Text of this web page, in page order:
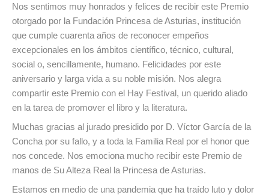
Nos sentimos muy honrados y felices de recibir este Premio
otorgado por la Fundación Princesa de Asturias, institución
que cumple cuarenta años de reconocer empeños
excepcionales en los ámbitos científico, técnico, cultural,
social o, sencillamente, humano. Felicidades por este
aniversario y larga vida a su noble misión. Nos alegra
compartir este Premio con el Hay Festival, un querido aliado
en la tarea de promover el libro y la literatura.
Muchas gracias al jurado presidido por D. Víctor García de la
Concha por su fallo, y a toda la Familia Real por el honor que
nos concede. Nos emociona mucho recibir este Premio de
manos de Su Alteza Real la Princesa de Asturias.
Estamos en medio de una pandemia que ha traído luto y dolor